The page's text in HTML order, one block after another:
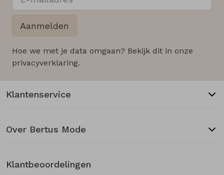
Aanmelden
Hoe we met je data omgaan? Bekijk dit in onze
privacyverklaring.
Klantenservice
Over Bertus Mode
Klantbeoordelingen